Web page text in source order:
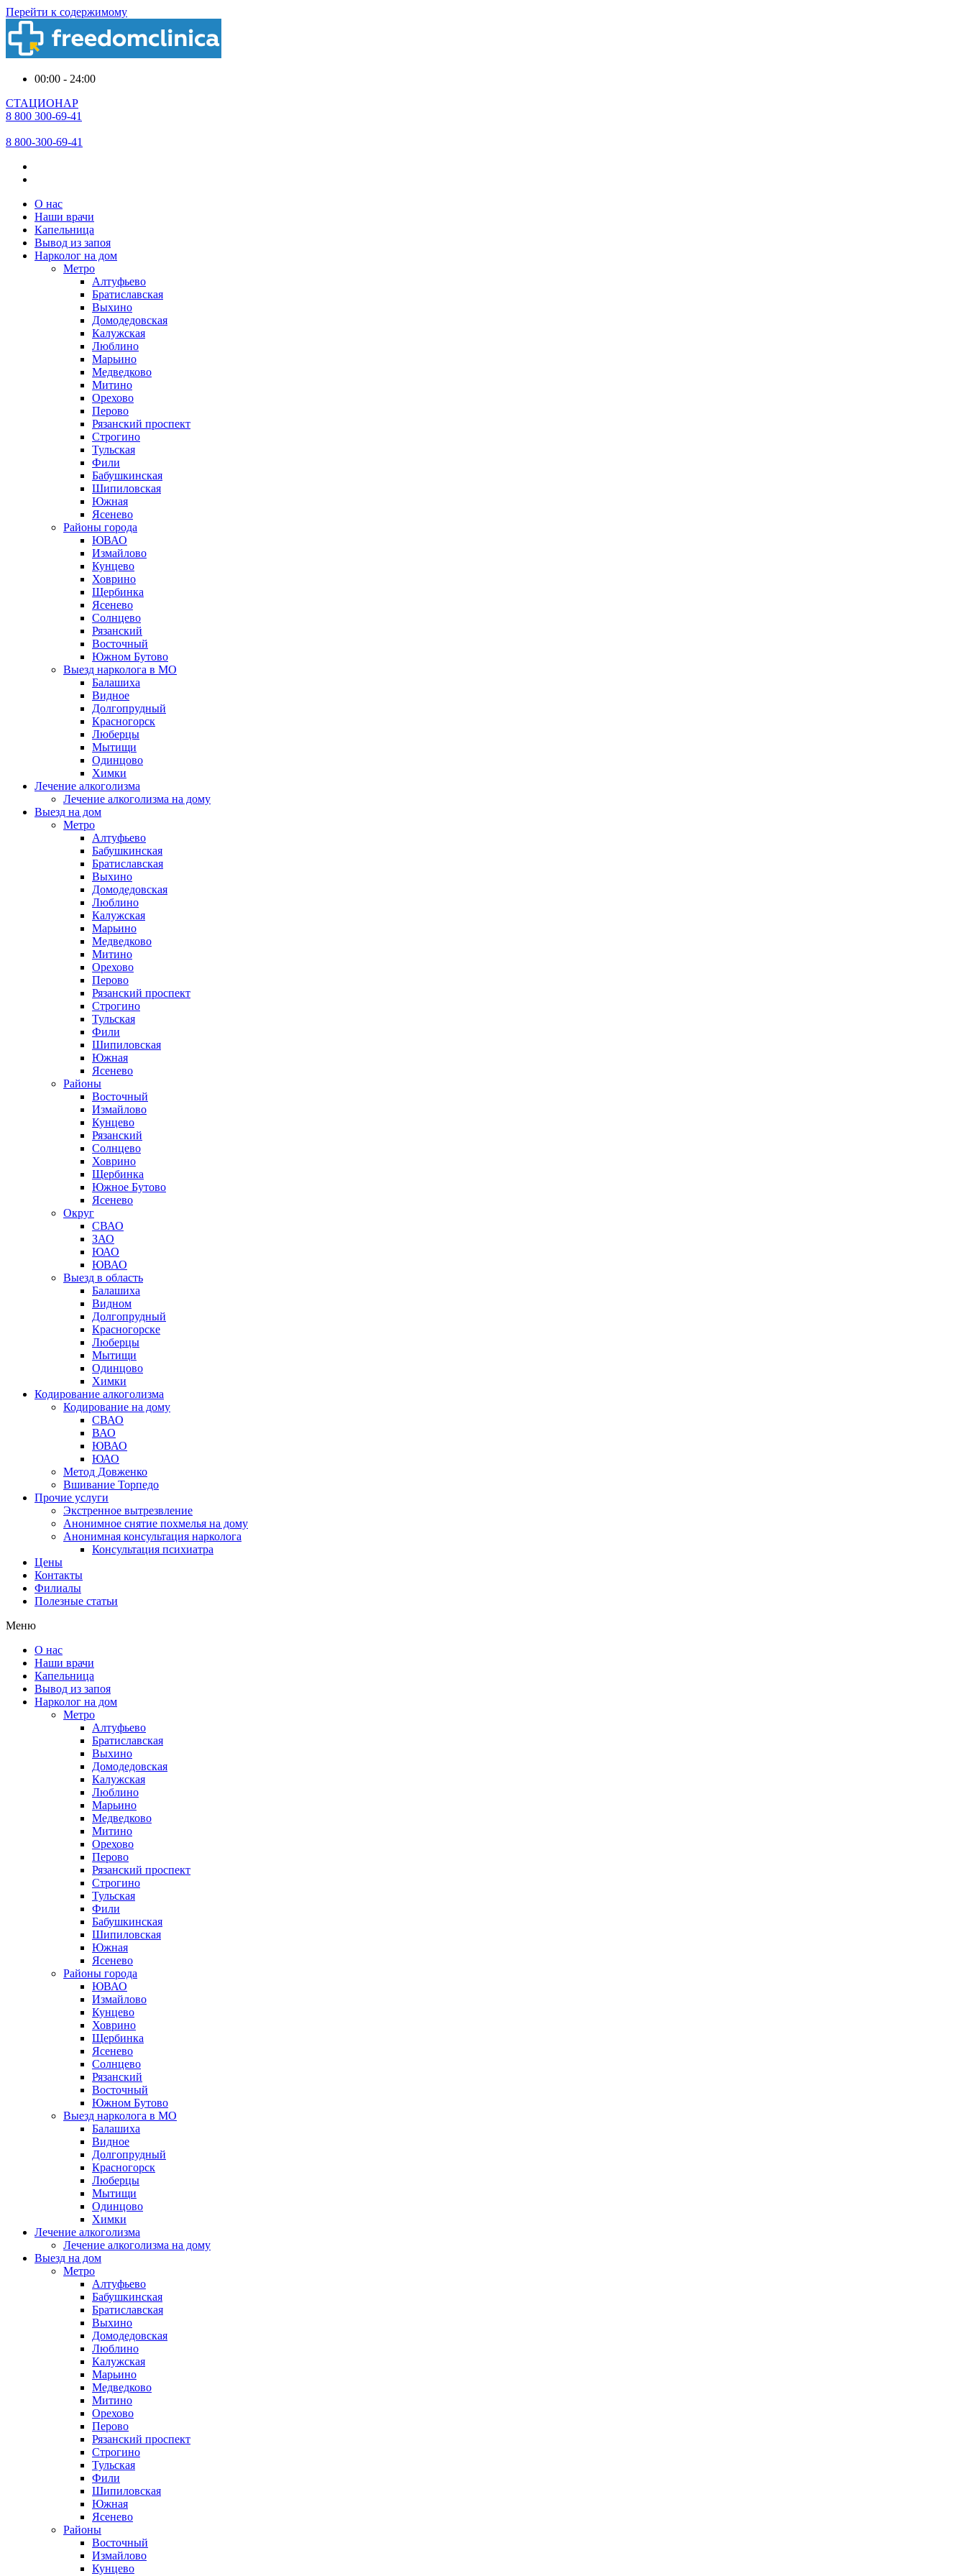
Перейти к содержимому
00:00 - 24:00
СТАЦИОНАР
8 800 300-69-41
8 800-300-69-41
О нас
Наши врачи
Капельница
Вывод из запоя
Нарколог на дом
Метро
Алтуфьево
Братиславская
Выхино
Домодедовская
Калужская
Люблино
Марьино
Медведково
Митино
Орехово
Перово
Рязанский проспект
Строгино
Тульская
Фили
Бабушкинская
Шипиловская
Южная
Ясенево
Районы города
ЮВАО
Измайлово
Кунцево
Ховрино
Щербинка
Ясенево
Солнцево
Рязанский
Восточный
Южном Бутово
Выезд нарколога в МО
Балашиха
Видное
Долгопрудный
Красногорск
Люберцы
Мытищи
Одинцово
Химки
Лечение алкоголизма
Лечение алкоголизма на дому
Выезд на дом
Метро
Алтуфьево
Бабушкинская
Братиславская
Выхино
Домодедовская
Люблино
Калужская
Марьино
Медведково
Митино
Орехово
Перово
Рязанский проспект
Строгино
Тульская
Фили
Шипиловская
Южная
Ясенево
Районы
Восточный
Измайлово
Кунцево
Рязанский
Солнцево
Ховрино
Щербинка
Южное Бутово
Ясенево
Округ
СВАО
ЗАО
ЮАО
ЮВАО
Выезд в область
Балашиха
Видном
Долгопрудный
Красногорске
Люберцы
Мытищи
Одинцово
Химки
Кодирование алкоголизма
Кодирование на дому
СВАО
ВАО
ЮВАО
ЮАО
Метод Довженко
Вшивание Торпедо
Прочие услуги
Экстренное вытрезвление
Анонимное снятие похмелья на дому
Анонимная консультация нарколога
Консультация психиатра
Цены
Контакты
Филиалы
Полезные статьи
Меню
О нас
Наши врачи
Капельница
Вывод из запоя
Нарколог на дом
Метро
Алтуфьево
Братиславская
Выхино
Домодедовская
Калужская
Люблино
Марьино
Медведково
Митино
Орехово
Перово
Рязанский проспект
Строгино
Тульская
Фили
Бабушкинская
Шипиловская
Южная
Ясенево
Районы города
ЮВАО
Измайлово
Кунцево
Ховрино
Щербинка
Ясенево
Солнцево
Рязанский
Восточный
Южном Бутово
Выезд нарколога в МО
Балашиха
Видное
Долгопрудный
Красногорск
Люберцы
Мытищи
Одинцово
Химки
Лечение алкоголизма
Лечение алкоголизма на дому
Выезд на дом
Метро
Алтуфьево
Бабушкинская
Братиславская
Выхино
Домодедовская
Люблино
Калужская
Марьино
Медведково
Митино
Орехово
Перово
Рязанский проспект
Строгино
Тульская
Фили
Шипиловская
Южная
Ясенево
Районы
Восточный
Измайлово
Кунцево